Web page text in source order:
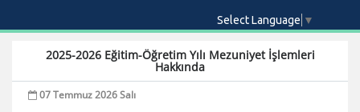
Select Language ▼
2025-2026 Eğitim-Öğretim Yılı Mezuniyet İşlemleri
Hakkında
07 Temmuz 2026 Salı